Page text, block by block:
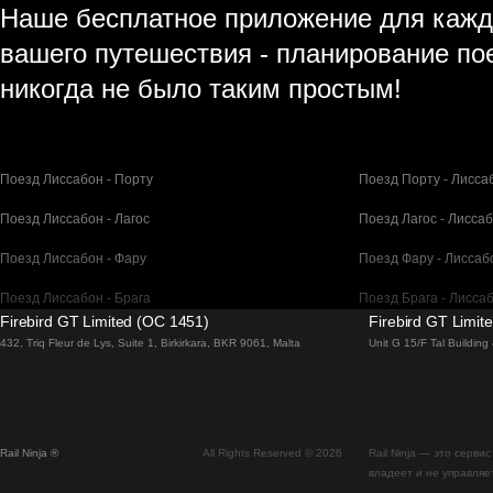
Наше бесплатное приложение для
вашего путешествия - планирование
никогда не было таким простым!
Поезд Лиссабон - Порту Поезд Порту -
Поезд Лиссабон - Лагос Поезд Лагос -
Поезд Лиссабон - Фару Поезд Фару -
Поезд Лиссабон - Брага Поезд Брага -
Поезд Барселона - Мадрид Поезд Мадрид -
Поезд Мадрид - Севилья Поезд Севилья -
Firebird GT Limited (OC 1451)
432, Triq Fleur de Lys, Suite 1, Birkirkara, BKR 9061, Malta
Firebird GT
Unit G 15/F Tal
Rail Ninja ® All Rights Reserved © 2026
Rail Ninja — это
владеет и не